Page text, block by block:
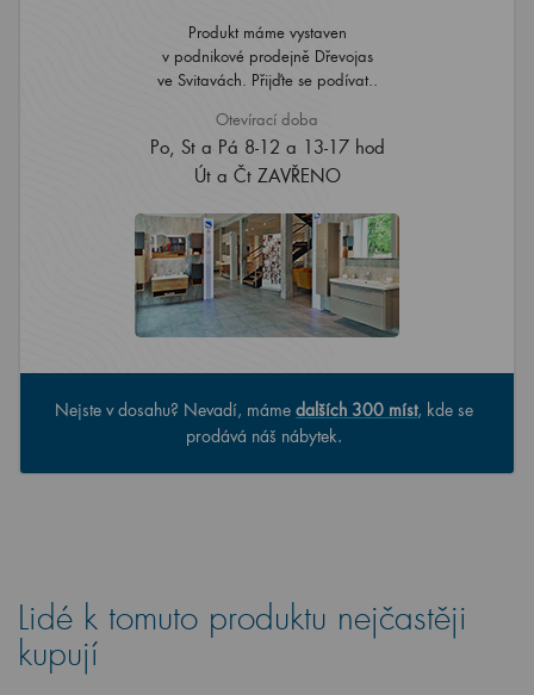
Produkt máme vystaven
v podnikové prodejně Dřevojas
ve Svitavách. Přijďte se podívat..
Otevírací doba
Po, St a Pá 8-12 a 13-17 hod
Út a Čt ZAVŘENO
Nejste v dosahu? Nevadí, máme dalších 300 míst, kde se
prodává náš nábytek.
Lidé k tomuto produktu nejčastěji
kupují